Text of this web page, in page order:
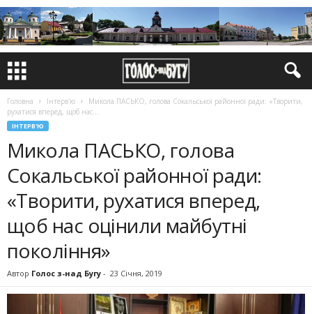
Головна Інтерв'ю
Микола ПАСЬКО, голова Сокальської районної ради: «Творити,
рухатися вперед, щоб нас...
ІНТЕРВ'Ю
Микола ПАСЬКО, голова
Сокальської районної ради:
«Творити, рухатися вперед,
щоб нас оцінили майбутні
покоління»
Автор Голос з-над Бугу - 23 Січня, 2019